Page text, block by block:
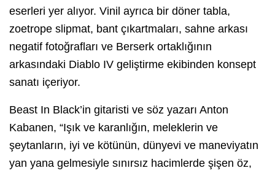
eserleri yer alıyor. Vinil ayrıca bir döner tabla,
zoetrope slipmat, bant çıkartmaları, sahne arkası
negatif fotoğrafları ve Berserk ortaklığının
arkasındaki Diablo IV geliştirme ekibinden konsept
sanatı içeriyor.
Beast In Black’in gitaristi ve söz yazarı Anton
Kabanen, “Işık ve karanlığın, meleklerin ve
şeytanların, iyi ve kötünün, dünyevi ve maneviyatın
yan yana gelmesiyle sınırsız hacimlerde şişen öz,